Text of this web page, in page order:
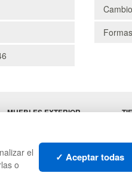
MUEBLES EXTERIOR
el
o
✓ Aceptar todas